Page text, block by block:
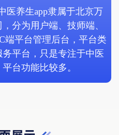
医养生app隶属于北京万
分为用户端、技师端、
端平台管理后台，平台类
平台，只是专注于中医
台功能比较多。